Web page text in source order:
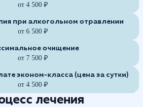
от 4 500 ₽
при алкогольном отравлении
от 6 500 ₽
очищение
от 7 500 ₽
эконом-класса (цена за сутки)
от 4 500 ₽
лечения